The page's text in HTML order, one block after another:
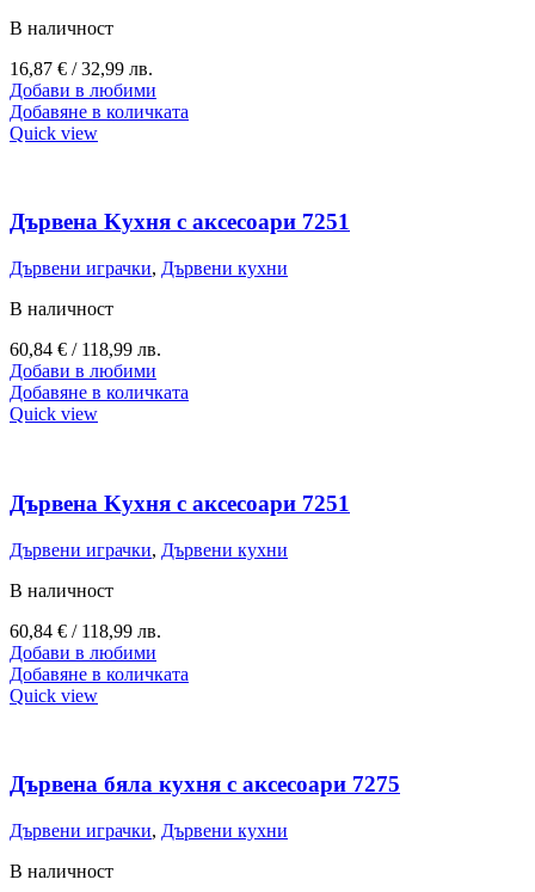
В наличност
16,87 € / 32,99 лв.
Добави в любими
Добавяне в количката
Quick view
Дървена Kухня с аксесоари 7251
Дървени играчки, Дървени кухни
В наличност
60,84 € / 118,99 лв.
Добави в любими
Добавяне в количката
Quick view
Дървена Kухня с аксесоари 7251
Дървени играчки, Дървени кухни
В наличност
60,84 € / 118,99 лв.
Добави в любими
Добавяне в количката
Quick view
Дървена бяла кухня с аксесоари 7275
Дървени играчки, Дървени кухни
В наличност